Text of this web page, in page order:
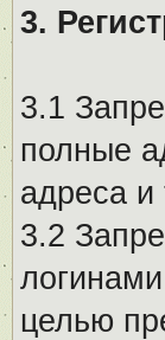
3.
3.1
полные
адреса и
3.2
целью